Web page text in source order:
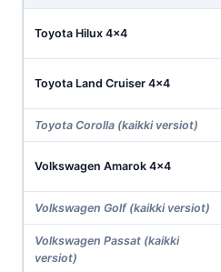
Toyota Hilux 4x4
Toyota Land Cruiser 4x4
Toyota Corolla (kaikki versiot)
Volkswagen Amarok 4x4
Volkswagen Golf (kaikki versiot)
Volkswagen Passat (kaikki
versiot)